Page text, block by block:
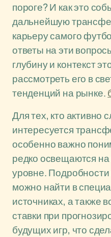
пороге? И как это
дальнейшую
карьеру самого
ответы на эти
глубину и контекст
рассмотреть его в
тенденций на рынке.
Для тех, кто активно
интересуется
особенно важно
редко освещаются
уровне.
можно найти в
источниках, а также
ставки при
будущих игр, что